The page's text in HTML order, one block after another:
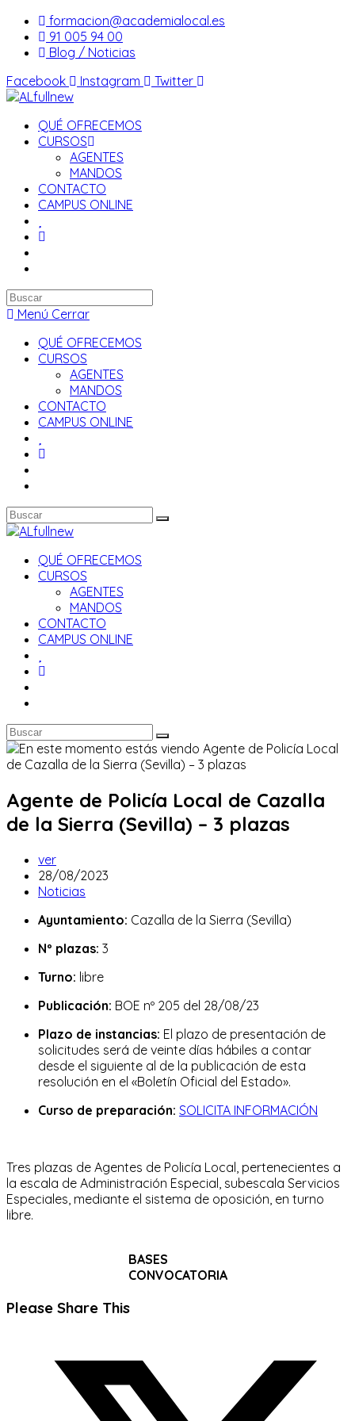
Saltar
contenido
formacion@academialocal.es
91 005 94 00
Blog / Noticias
Facebook
Instagram Twitter
QUÉ OFRECEMOS
CURSOS
AGENTES
MANDOS
CONTACTO
CAMPUS ONLINE
Buscar
en
web
Menú Cerrar
QUÉ OFRECEMOS
CURSOS
AGENTES
MANDOS
CONTACTO
CAMPUS ONLINE
QUÉ OFRECEMOS
CURSOS
AGENTES
MANDOS
CONTACTO
CAMPUS ONLINE
Agente de Policía Local de Cazalla
de la Sierra (Sevilla) – 3 plazas
Autor
de
la
ver
Publicación
de
entrada:
28/08/2023
Categoría
la
Noticias
Ayuntamiento: Cazalla de la Sierra (Sevilla)
Nº plazas: 3
Turno: libre
Publicación: BOE nº 205 del 28/08/23
Plazo de instancias: El plazo de presentación de
solicitudes será de veinte días hábiles a contar
desde el siguiente al de la publicación de esta
resolución en el «Boletín Oficial del Estado».
Curso de preparación: SOLICITA INFORMACIÓN
Tres plazas de Agentes de Policía Local, pertenecientes a
la escala de Administración Especial, subescala Servicios
Especiales, mediante el sistema de oposición, en turno
libre.
BASES
CONVOCATORIA
Please Share ThisCompartir